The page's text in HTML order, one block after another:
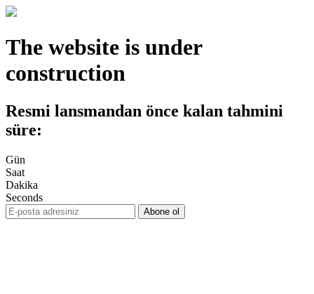
The website is under
construction
Resmi lansmandan önce kalan tahmini
süre:
Gün
Saat
Dakika
Seconds